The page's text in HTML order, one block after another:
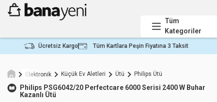
Tüm
Kategoriler
Ücretsiz Kargo Tüm Kartlara Peşin Fiyatına 3 Taksit
Elektronik Küçük Ev Aletleri Ütü Philips Ütü
Philips PSG6042/20 Perfectcare 6000 Serisi 2400 W Buhar
Kazanlı Ütü